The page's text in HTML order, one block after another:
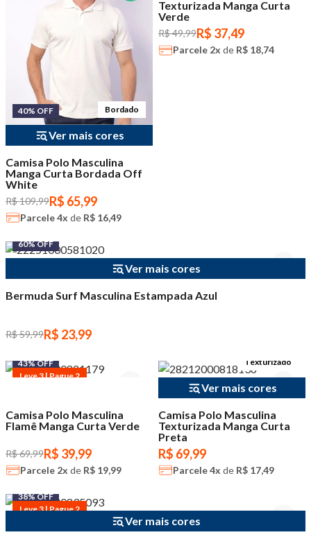
40% OFF Bordado
Ver mais cores
Camisa Polo Masculina
Manga Curta Bordada Off
White
R$ 109,99R$ 65,99
Parcele4x de R$ 16,49
Texturizada Manga Curta
Verde
R$ 49,99R$ 37,49
Parcele 2x de R$ 18,74
60% OFF
Ver mais cores
Bermuda Surf Masculina Estampada Azul
R$ 59,99R$ 23,99
43% OFF
Leve 3 | Pague 2
Camisa Polo Masculina
Flamê Manga Curta Verde
R$ 69,99R$ 39,99
Parcele 2x de R$ 19,99
Texturizado
Ver mais cores
Camisa Polo Masculina
Texturizada Manga Curta
Preta
R$ 69,99
Parcele4x de R$ 17,49
38% OFF
Leve 3 | Pague 2
Ver mais cores